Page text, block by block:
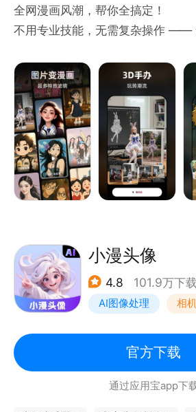
全网漫画风潮，帮你全搞定！​
不用专业技能，无需复杂操作 ——
“动” 起来，【图片变漫画】用 AI
现，新手也能秒变漫画创作大神！​
• 全网流行漫画特效库​
3D手办、经典日漫、Q版卡通、
实时更新全网热门漫画滤镜，每张
“漫画画风”，细节拉满不违和。​
卖家专属 “漫画封面制作”，产品图
海报，朋友圈 / 店铺引流超高效。​
• 一句话改图，全能修图超省心​
“消除背景里的路人”“给人物换 JK
更有 “图片动起来” 功能，添加动态
眼、律动，静态图秒变趣味小视频
谁都能玩的漫画创作场景​
小漫头像
4.8 101.9万下载
AI图像处理 相
官方下载
通过应用宝app下